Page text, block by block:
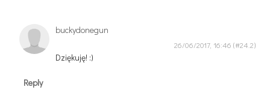
buckydonegun
26/06/2017, 16:46
Dziękuję! :)
Reply